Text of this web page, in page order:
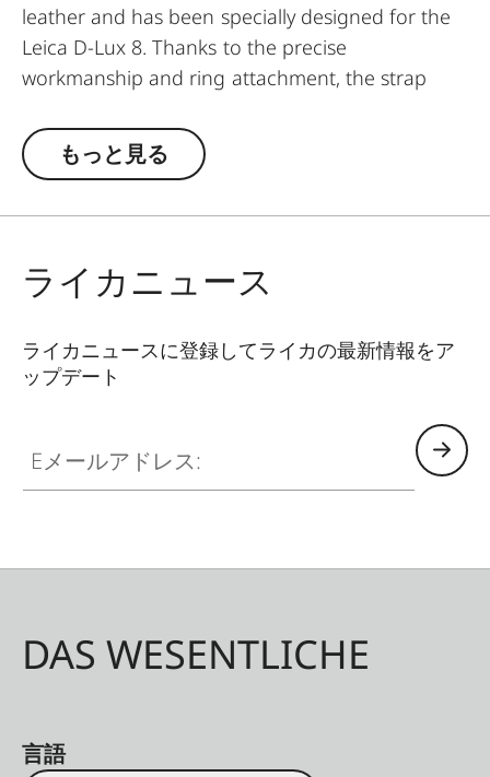
leather and has been specially designed for the
Leica D-Lux 8. Thanks to the precise
workmanship and ring attachment, the strap
the camera. The supple leather feels comfortable
in your hand and complements the D-Lux 8’s
もっと見る
ライカニュース
ライカニュースに登録してライカの最新情報をア
ップデート
DAS WESENTLICHE
言語